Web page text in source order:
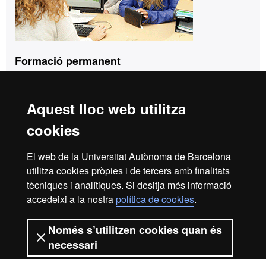
Aquest lloc web utilitza
cookies
El web de la Universitat Autònoma de Barcelona
utilitza cookies pròpies i de tercers amb finalitats
tècniques i analítiques. Si desitja més informació
accedeixi a la nostrapolítica de cookies.
Només s’utilitzen cookies quan és
necessari
Formació permanent
Canal intern d'informació Protecció de dades
Sobre el web
Fundació UAB | Universitat Autònoma de Barcelona
La Fundació Universitat Autònoma de Barcelona és una
entitat creada en el si de la Universitat Autònoma de
Barcelona que col·labora en el foment i la realització